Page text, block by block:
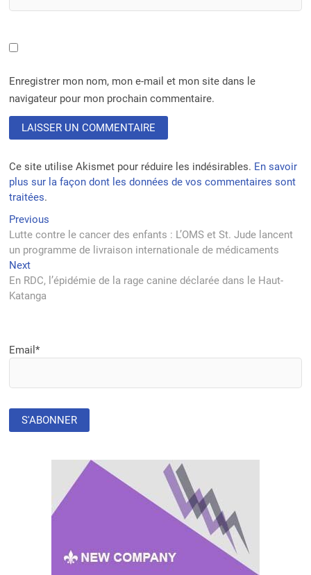
Enregistrer mon nom, mon e-mail et mon site dans le
navigateur pour mon prochain commentaire.
Ce site utilise Akismet pour réduire les indésirables. En savoir
plus sur la façon dont les données de vos commentaires sont
traitées.
Navigation
de
l’article
Previous
post:
Lutte contre le cancer des enfants : L’OMS et St. Jude lancent
un programme de livraison internationale de médicaments
NextNext
post:
En RDC, l’épidémie de la rage canine déclarée dans le Haut-
Katanga
Email*